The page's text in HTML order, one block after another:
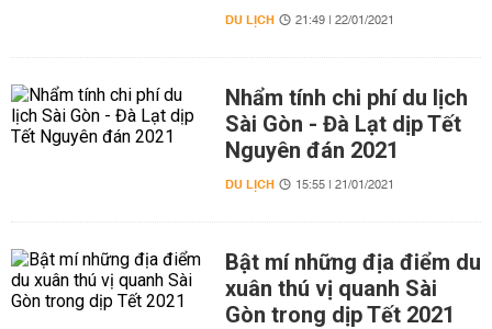
DU LỊCH 21:49 | 22/01/2021
Nhẩm tính chi phí du lịch
Sài Gòn - Đà Lạt dịp Tết
Nguyên đán 2021
DU LỊCH 15:55 | 21/01/2021
Bật mí những địa điểm du
xuân thú vị quanh Sài
Gòn trong dịp Tết 2021